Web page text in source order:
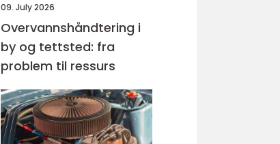
09. July 2026
Overvannshåndtering i
by og tettsted: fra
problem til ressurs